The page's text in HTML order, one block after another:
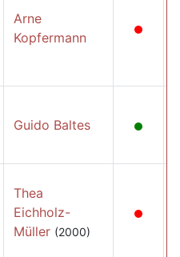
Arne
Kopfermann
Guido Baltes
Thea
Eichholz-
Müller (2000)